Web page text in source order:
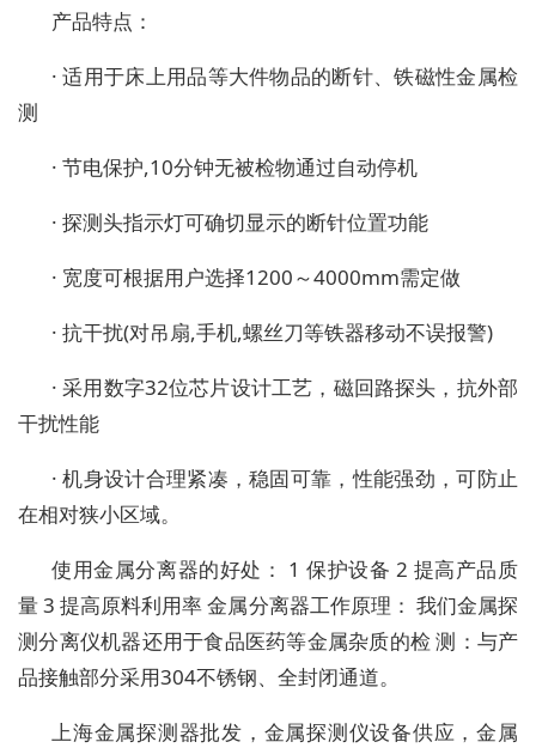
产品特点：
· 适用于床上用品等大件物品的断针、铁磁性金属检
测
· 节电保护,10分钟无被检物通过自动停机
· 探测头指示灯可确切显示的断针位置功能
· 宽度可根据用户选择1200～4000mm需定做
· 抗干扰(对吊扇,手机,螺丝刀等铁器移动不误报警)
· 采用数字32位芯片设计工艺，磁回路探头，抗外部
干扰性能
· 机身设计合理紧凑，稳固可靠，性能强劲，可防止
在相对狭小区域。
使用金属分离器的好处： 1 保护设备 2 提高产品质
量 3 提高原料利用率 金属分离器工作原理： 我们金属探
测分离仪机器还用于食品医药等金属杂质的检 测：与产
品接触部分采用304不锈钢、全封闭通道。
上海金属探测器批发，金属探测仪设备供应，金属